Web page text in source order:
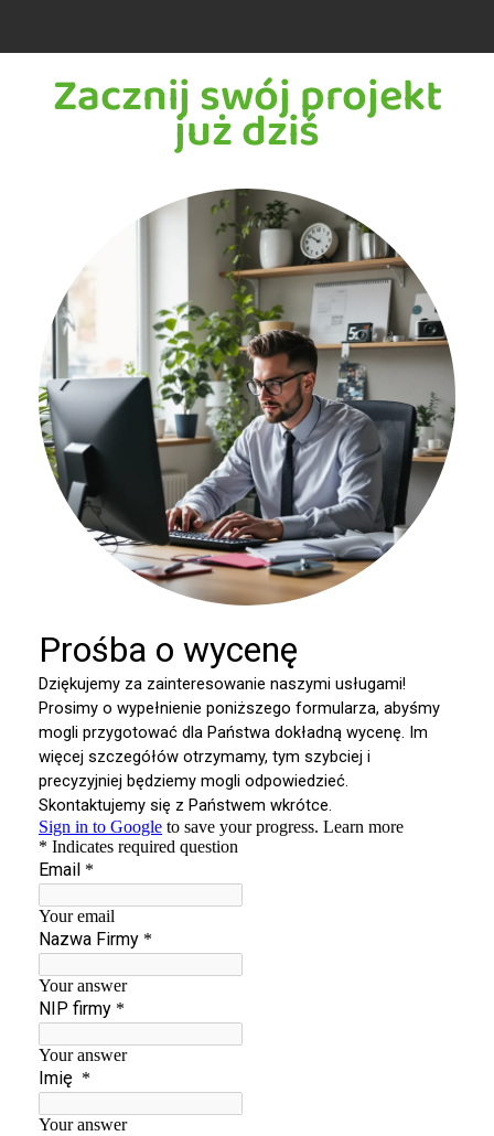
Zacznij swój projekt
już dziś